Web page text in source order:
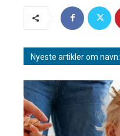
Nyeste artikler om navn: